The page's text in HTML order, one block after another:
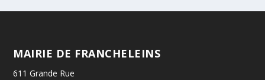
MAIRIE DE FRANCHELEINS
611 Grande Rue